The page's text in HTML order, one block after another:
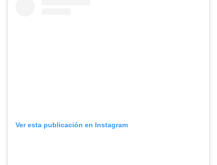
Ver esta publicación en Instagram